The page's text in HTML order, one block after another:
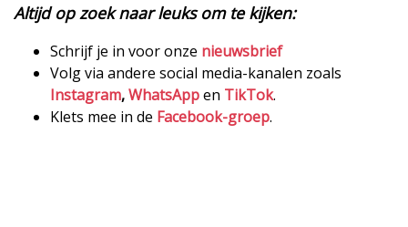
Altijd op zoek naar leuks om te kijken:
Schrijf je in voor onze nieuwsbrief
Volg via andere social media-kanalen zoals
Instagram,WhatsAppen TikTok.
Klets mee in de Facebook-groep.